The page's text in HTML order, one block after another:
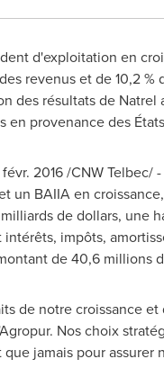
d'exploitation en
revenus et de 10,2
des résultats de Natrel
en provenance des
févr. 2016 /CNW
un BAIIA en
de dollars, une
impôts,
de 40,6 millions
de notre croissance
Nos choix
jamais pour